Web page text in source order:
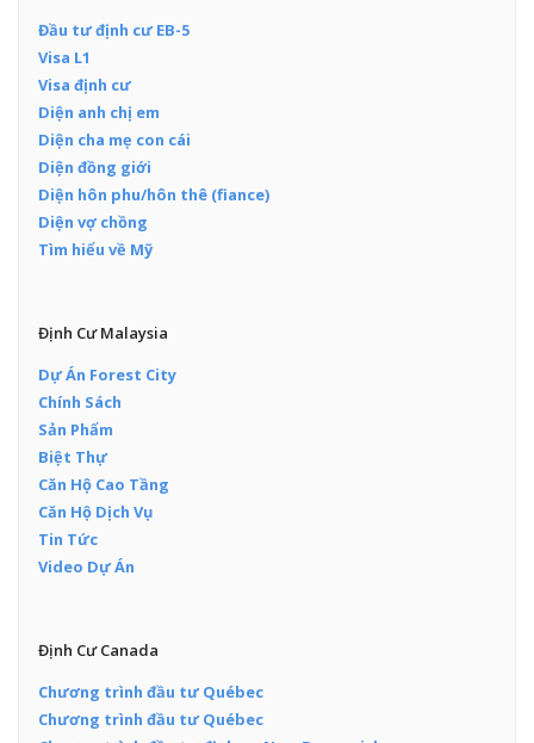
Đầu tư định cư EB-5
Visa L1
Visa định cư
Diện anh chị em
Diện cha mẹ con cái
Diện đồng giới
Diện hôn phu/hôn thê (fiance)
Diện vợ chồng
Tìm hiểu về Mỹ
Định Cư Malaysia
Dự Án Forest City
Chính Sách
Sản Phẩm
Biệt Thự
Căn Hộ Cao Tầng
Căn Hộ Dịch Vụ
Tin Tức
Video Dự Án
Định Cư Canada
Chương trình đầu tư Québec
Chương trình đầu tư Québec